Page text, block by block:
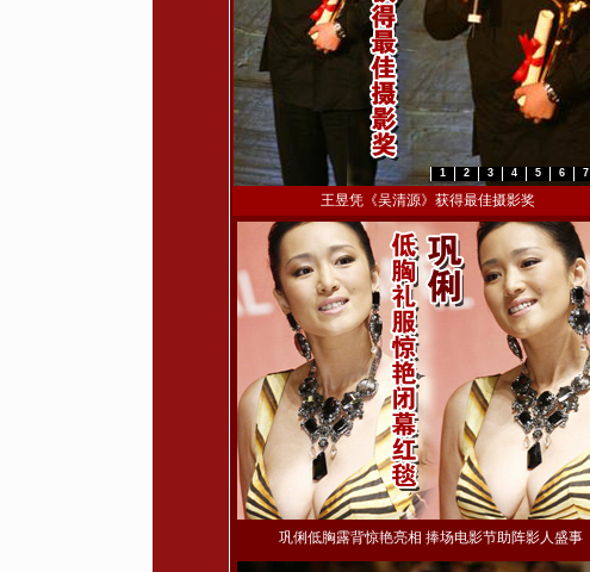
王昱凭《吴清源》获得最佳摄影奖
1 2 3 4 5 6 7
巩俐低胸露背惊艳亮相 捧场电影节助阵影人盛事